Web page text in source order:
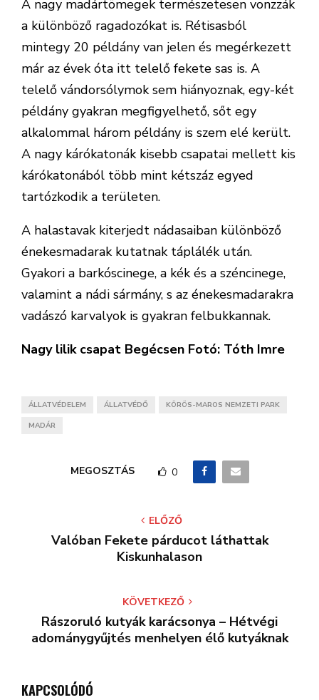
A nagy madártömegek természetesen vonzzák
a különböző ragadozókat is. Rétisasból
mintegy 20 példány van jelen és megérkezett
már az évek óta itt telelő fekete sas is. A
telelő vándorsólymok sem hiányoznak, egy-két
példány gyakran megfigyelhető, sőt egy
alkalommal három példány is szem elé került.
A nagy kárókatonák kisebb csapatai mellett kis
kárókatonából több mint kétszáz egyed
tartózkodik a területen.
A halastavak kiterjedt nádasaiban különböző
énekesmadarak kutatnak táplálék után.
Gyakori a barkóscinege, a kék és a széncinege,
valamint a nádi sármány, s az énekesmadarakra
vadászó karvalyok is gyakran felbukkannak.
Nagy lilik csapat Begécsen Fotó: Tóth Imre
ÁLLATVÉDELEM ÁLLATVÉDŐ KÖRÖS-MAROS NEMZETI PARK
MADÁR
MEGOSZTÁS 0
ELŐZŐ
Valóban Fekete párducot láthattak
Kiskunhalason
KÖVETKEZŐ
Rászoruló kutyák karácsonya – Hétvégi
adománygyűjtés menhelyen élő kutyáknak
KAPCSOLÓDÓ